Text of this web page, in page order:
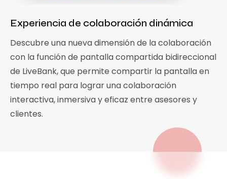
Experiencia de colaboración dinámica
Descubre una nueva dimensión de la colaboración
con la función de pantalla compartida bidireccional
de LiveBank, que permite compartir la pantalla en
tiempo real para lograr una colaboración
interactiva, inmersiva y eficaz entre asesores y
clientes.